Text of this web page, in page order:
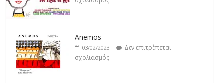
Anemos
03/02/2023
Δεν επιτρέπεται
σχολιασμός